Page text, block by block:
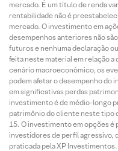
mercado. É um título de renda
rentabilidade não é
mercado. O investimento em
desempenhos anteriores não
futuros e nenhuma declaração
feita neste material em relação
cenário macroeconômico, os
podem afetar o desempenho do
em significativas perdas
investimento é de médio-longo
patrimônio do cliente neste tipo
O investimento em opções
investidores de perfil agressivo,
praticada pela XP